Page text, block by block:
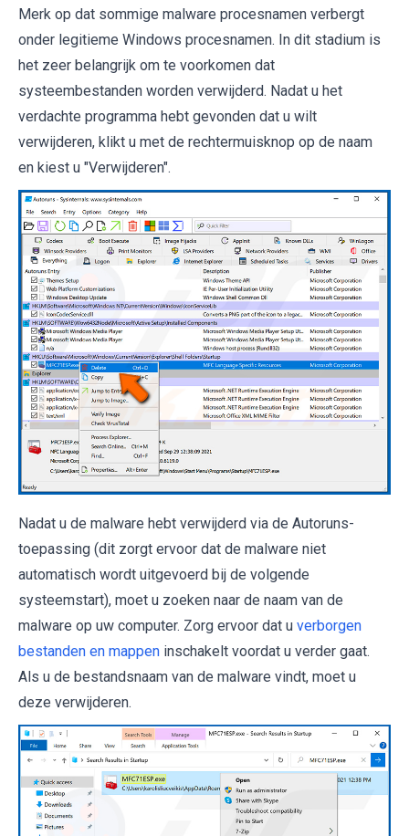
Merk op dat sommige malware procesnamen verbergt
onder legitieme Windows procesnamen. In dit stadium is
het zeer belangrijk om te voorkomen dat
systeembestanden worden verwijderd. Nadat u het
verdachte programma hebt gevonden dat u wilt
verwijderen, klikt u met de rechtermuisknop op de naam
en kiest u "Verwijderen".
Nadat u de malware hebt verwijderd via de Autoruns-
toepassing (dit zorgt ervoor dat de malware niet
automatisch wordt uitgevoerd bij de volgende
systeemstart), moet u zoeken naar de naam van de
malware op uw computer. Zorg ervoor dat u verborgen
bestanden en mappen inschakelt voordat u verder gaat.
Als u de bestandsnaam van de malware vindt, moet u
deze verwijderen.